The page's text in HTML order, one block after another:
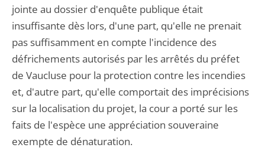
jointe au dossier d'enquête publique était
insuffisante dès lors, d'une part, qu'elle ne prenait
pas suffisamment en compte l'incidence des
défrichements autorisés par les arrêtés du préfet
de Vaucluse pour la protection contre les incendies
et, d'autre part, qu'elle comportait des imprécisions
sur la localisation du projet, la cour a porté sur les
faits de l'espèce une appréciation souveraine
exempte de dénaturation.